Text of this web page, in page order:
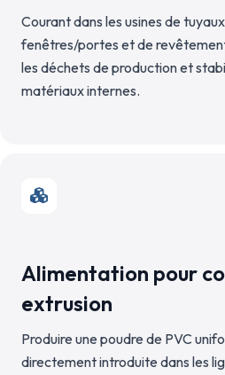
Courant dans les usines de
fenêtres/portes et de
les déchets de production et
matériaux internes.
Alimentation pour
extrusion
Produire une poudre de PVC
directement introduite dans les